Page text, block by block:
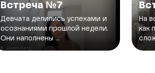
Встреча №7
Девчата делились успехами и
осознаниями прошлой недели.
Они наполнены ...
На
как